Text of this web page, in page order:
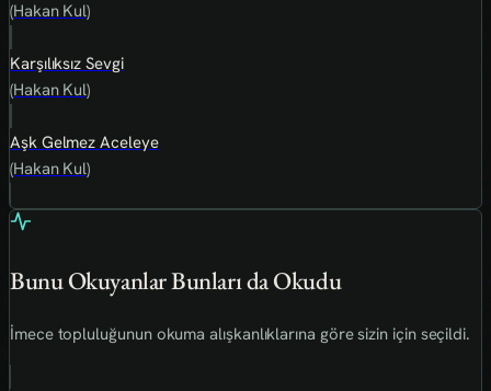
(Hakan Kul)
Karşılıksız Sevgi
(Hakan Kul)
Aşk Gelmez Aceleye
(Hakan Kul)
Bunu Okuyanlar Bunları da Okudu
İmece topluluğunun okuma alışkanlıklarına göre sizin için seçildi.